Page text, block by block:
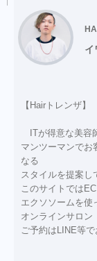
イ
【Hairトレンザ】
ITが得意な美容
マンツーマンでお
なる
スタイルを提案し
このサイトではEC
エクソソームを使
オンラインサロ
ご予約はLINE等